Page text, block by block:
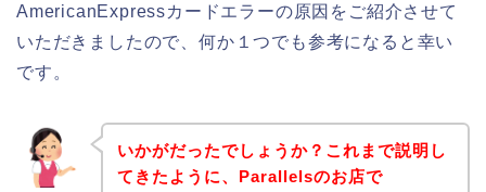
AmericanExpressカードエラーの原因をご紹介させて
いただきましたので、何か１つでも参考になると幸い
です。
いかがだったでしょうか？これまで説明し
てきたように、Parallelsのお店で